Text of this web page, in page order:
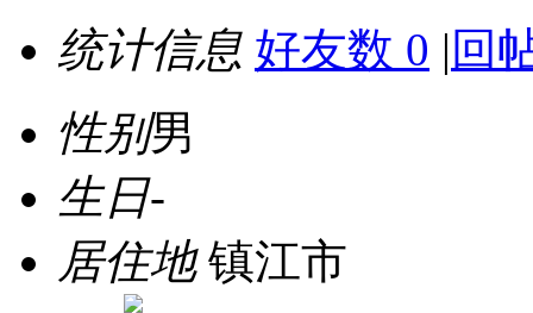
统计信息 好友数 0 | 回
性别男
生日-
居住地镇江市